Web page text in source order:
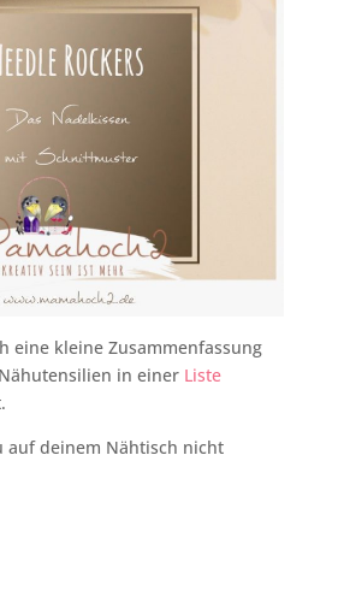
eine kleine Zusammenfassung
in einer Liste
auf deinem Nähtisch nicht